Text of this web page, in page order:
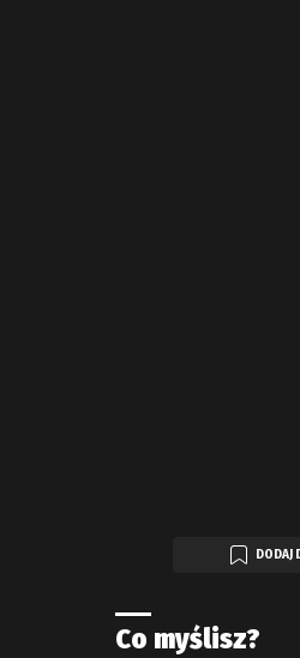
DODAJ
Co myślisz?